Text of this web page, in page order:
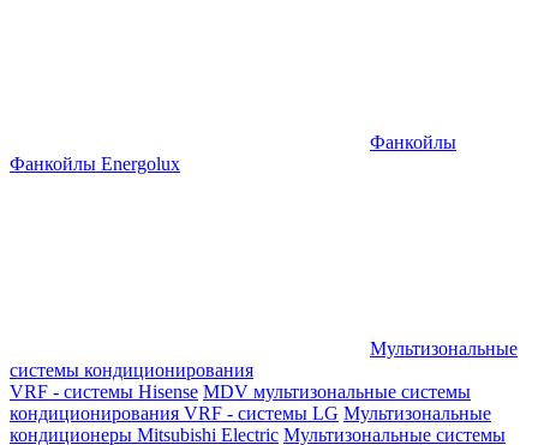
Фанкойлы
Фанкойлы Energolux
Мультизональные
системы кондиционирования
VRF - системы Hisense MDV мультизональные системы
кондиционирования VRF - системы LG Мультизональные
кондиционеры Mitsubishi Electric Мультизональные системы